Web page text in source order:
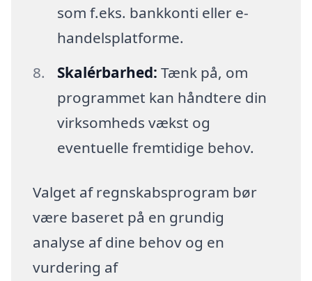
som f.eks. bankkonti eller e-
handelsplatforme.
Skalérbarhed: Tænk på, om
programmet kan håndtere din
virksomheds vækst og
eventuelle fremtidige behov.
Valget af regnskabsprogram bør
være baseret på en grundig
analyse af dine behov og en
vurdering af